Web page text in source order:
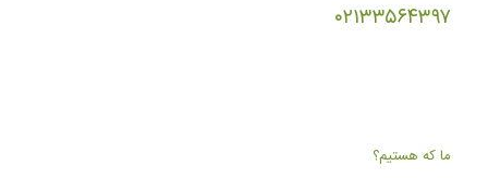
۰۲۱۳۳۵۶۴۳۹۷
ما که هستیم؟